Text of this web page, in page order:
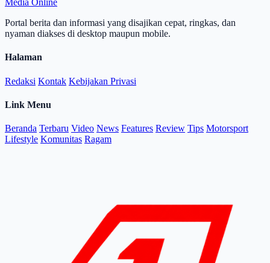
Media Online
Portal berita dan informasi yang disajikan cepat, ringkas, dan
nyaman diakses di desktop maupun mobile.
Halaman
Redaksi Kontak Kebijakan Privasi
Link Menu
Beranda Terbaru Video News Features Review Tips Motorsport
Lifestyle Komunitas Ragam